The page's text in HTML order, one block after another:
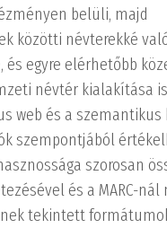
belüli, majd
közötti névterekké
és egyre elérhetőbb
névtér kialakítása
web és a szemantikus
szempontjából
szorosan
és a MARC-nál
tekintett